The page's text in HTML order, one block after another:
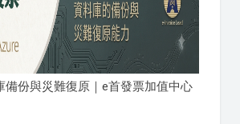
備份與災難復原｜e首發票加值中心